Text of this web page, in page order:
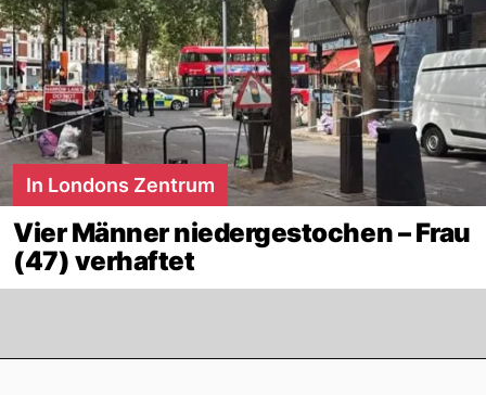
In Londons Zentrum
Vier Männer niedergestochen – Frau
(47) verhaftet